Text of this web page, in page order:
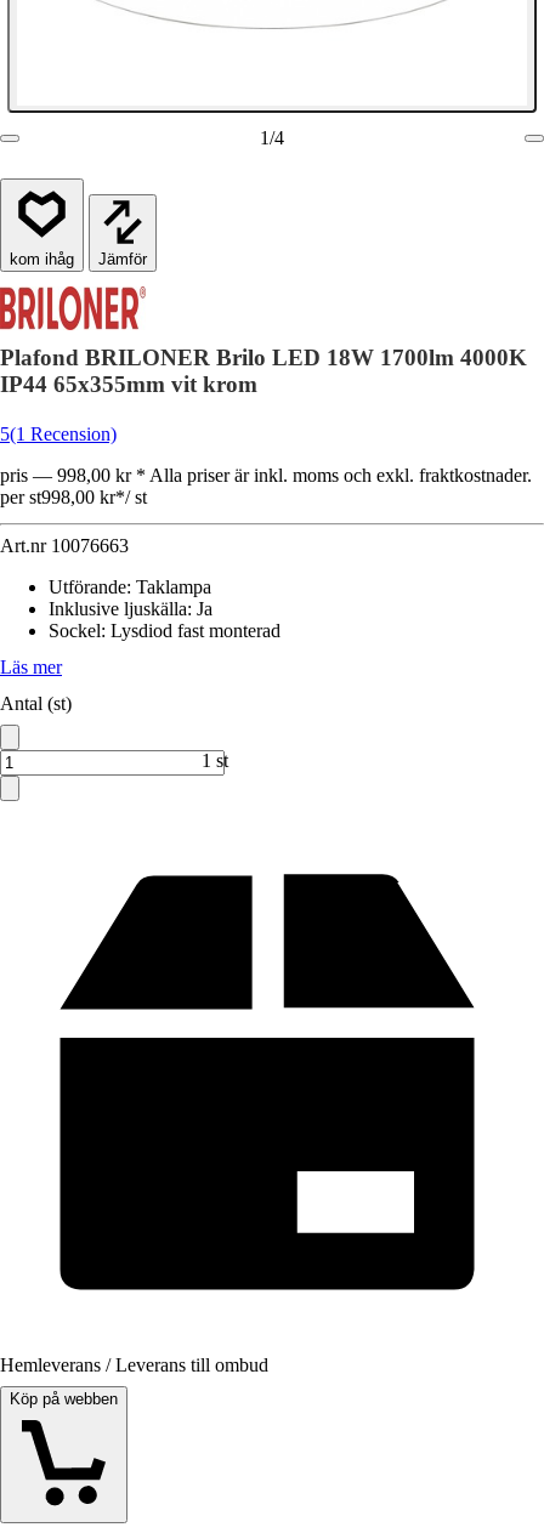
1/4
Jämför
Plafond BRILONER Brilo LED 18W 1700lm 4000K
IP44 65x355mm vit krom
5(1 Recension)
pris — 998,00 kr * Alla priser är inkl. moms och exkl. fraktkostnader.
per st998,00 kr*/ st
Art.nr 10076663
Utförande: Taklampa
Inklusive ljuskälla: Ja
Sockel: Lysdiod fast monterad
Läs mer
Antal (st)
1 st
Hemleverans / Leverans till ombud
Köp på webben